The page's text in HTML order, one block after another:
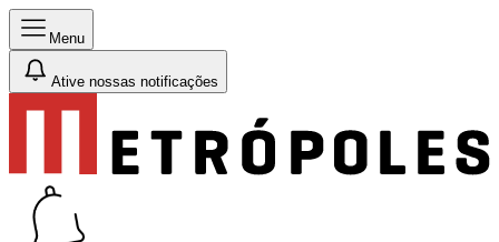
Menu
Ative nossas notificações